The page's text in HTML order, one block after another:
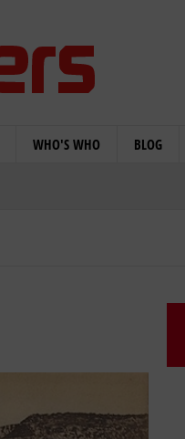
WHO'S WHO BLOG